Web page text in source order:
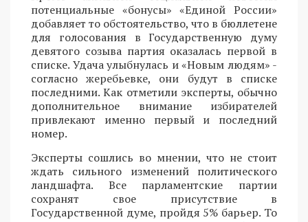
потенциальные «бонусы» «Единой России»
добавляет то обстоятельство, что в бюллетене
для голосования в Государственную думу
девятого созыва партия оказалась первой в
списке. Удача улыбнулась и «Новым людям» -
согласно жеребьевке, они будут в списке
последними. Как отметили эксперты, обычно
дополнительное внимание избирателей
привлекают именно первый и последний
номер.
Эксперты сошлись во мнении, что не стоит
ждать сильного изменений политического
ландшафта. Все парламентские партии
сохранят свое присутствие в
Государственной думе, пройдя 5% барьер. То